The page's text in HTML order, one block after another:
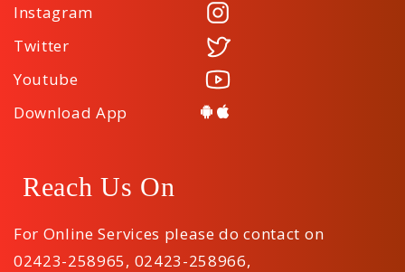
Instagram
Twitter
Youtube
Download App
Reach Us On
For Online Services please do contact on
02423-258965, 02423-258966,